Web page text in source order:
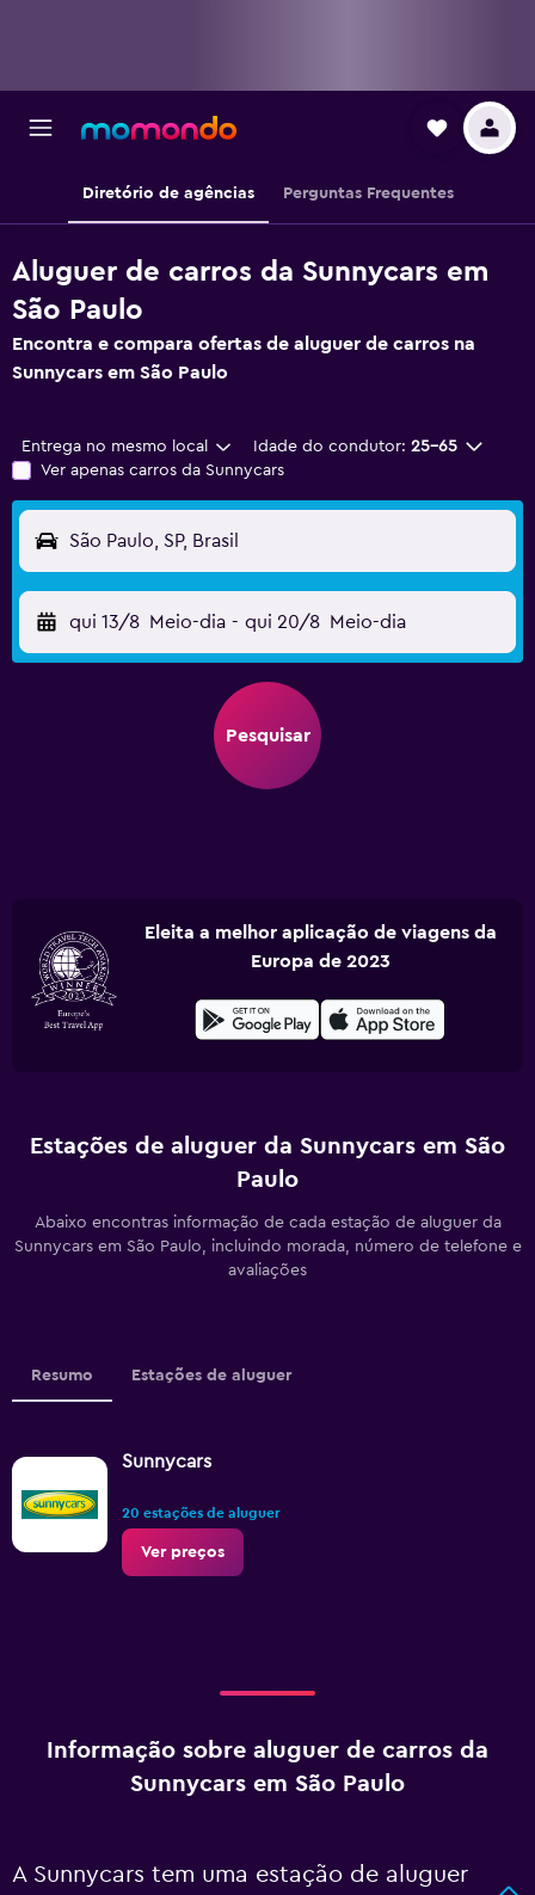
Diretório de agências Perguntas Frequentes
Aluguer de carros da Sunnycars em
São Paulo
Encontra e compara ofertas de aluguer de carros na
Sunnycars em São Paulo
Entrega no mesmo local Idade do condutor: 25-65
Ver apenas carros da Sunnycars
São Paulo, SP, Brasil
qui 13/8 Meio-dia - qui 20/8 Meio-dia
Pesquisar
Eleita a melhor aplicação de viagens da
Europa de 2023
Estações de aluguer da Sunnycars em São
Paulo
Abaixo encontras informação de cada estação de aluguer da
Sunnycars em São Paulo, incluindo morada, número de telefone e
avaliações
Resumo Estações de aluguer
Sunnycars
20 estações de aluguer
Ver preços
Informação sobre aluguer de carros da
Sunnycars em São Paulo
A Sunnycars tem uma estação de aluguer